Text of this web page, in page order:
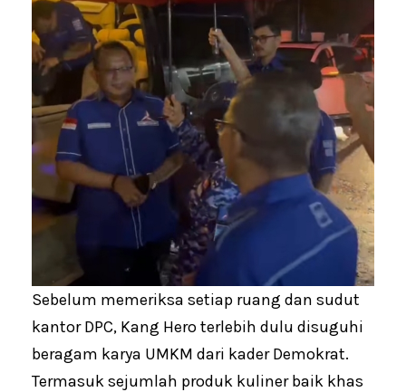
Sebelum memeriksa setiap ruang dan sudut
kantor DPC, Kang Hero terlebih dulu disuguhi
beragam karya UMKM dari kader Demokrat.
Termasuk sejumlah produk kuliner baik khas